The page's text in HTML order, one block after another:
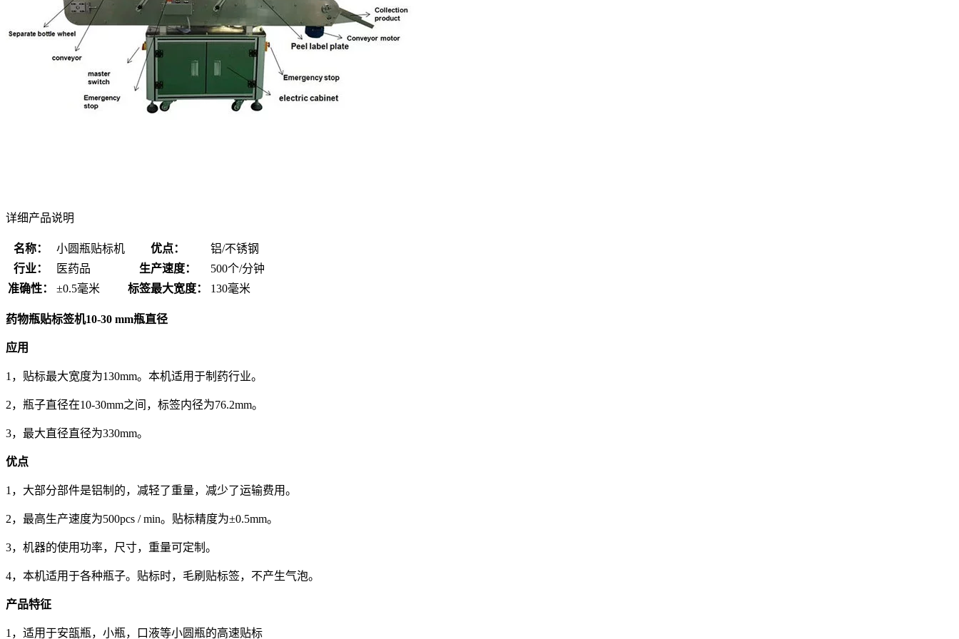
详细产品说明
名称： 小圆瓶贴标机 优点：
铝/不锈钢
行业：
医药品 生产速度：
500个/分钟
准确性：
±0.5毫米 标签最大宽度： 130毫米
药物瓶贴标签机10-30 mm瓶直径
应用
1，贴标最大宽度为130mm。本机适用于制药行业。
2，瓶子直径在10-30mm之间，标签内径为76.2mm。
3，最大直径直径为330mm。
优点
1，大部分部件是铝制的，减轻了重量，减少了运输费用。
2，最高生产速度为500pcs / min。贴标精度为±0.5mm。
3，机器的使用功率，尺寸，重量可定制。
4，本机适用于各种瓶子。贴标时，毛刷贴标签，不产生气泡。
产品特征
1，适用于安瓿瓶，小瓶，口液等小圆瓶的高速贴标